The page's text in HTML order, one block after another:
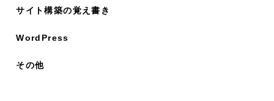
サイト構築の覚え書き
WordPress
その他